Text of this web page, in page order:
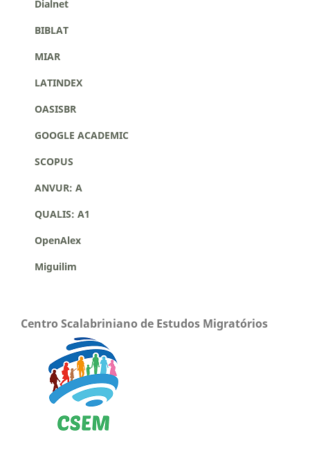
Dialnet
BIBLAT
MIAR
LATINDEX
OASISBR
GOOGLE ACADEMIC
SCOPUS
ANVUR: A
QUALIS: A1
OpenAlex
Miguilim
Centro Scalabriniano de Estudos Migratórios